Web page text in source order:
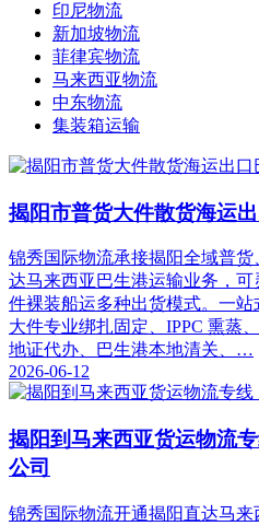
印尼物流
新加坡物流
菲律宾物流
马来西亚物流
中东物流
集装箱运输
揭阳市普货大件散货海运
锦秀国际物流承接揭阳全域普
达马来西亚巴生港运输业务，
件裸装船运多种出货模式。一站
大件专业绑扎固定、IPPC 熏蒸
地证代办、巴生港本地清关、…
2026-06-12
揭阳到马来西亚货运物流
公司
锦秀国际物流开通揭阳直达马